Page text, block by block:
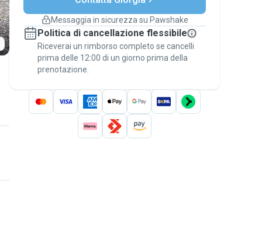
Prenotazioni coperte
Stai su Pawshake - dal primo messaggio al
pagamento - per attivare laGaranzia
Pawshake.
Messaggia in sicurezza su Pawshake
Politica di cancellazione flessibile
Riceverai un rimborso completo se cancelli
prima delle 12:00 di un giorno prima della
prenotazione.